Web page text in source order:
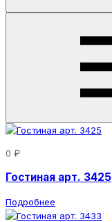
0 ₽
Гостиная арт. 3425
Подробнее